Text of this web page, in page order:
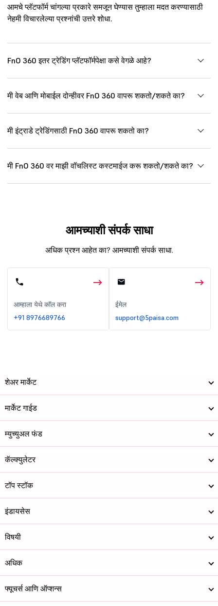
आमचे प्लॅटफॉर्म चांगल्या प्रकारे समजून घेण्यास तुम्हाला मदत करण्यासाठी
नेहमी विचारलेल्या प्रश्नांची उत्तरे शोधा.
FnO 360 इतर ट्रेडिंग प्लॅटफॉर्मपेक्षा कसे वेगळे आहे?
मी वेब आणि मोबाईल दोन्हीवर FnO 360 वापरू शकतो/शकते का?
मी इंट्राडे ट्रेडिंगसाठी FnO 360 वापरू शकतो का?
मी FnO 360 वर माझी वॉचलिस्ट कस्टमाईज करू शकतो/शकते का?
आमच्याशी संपर्क साधा
अधिक प्रश्न आहेत का? आमच्याशी संपर्क साधा.
आम्हाला येथे कॉल करा
+91 8976689766
ईमेल
support@5paisa.com
शेअर मार्केट
मार्केट गाईड
म्युच्युअल फंड
कॅल्क्युलेटर
टॉप स्टॉक
इंडायसेस
विषयी
अधिक
फ्यूचर्स आणि ऑप्शन्स